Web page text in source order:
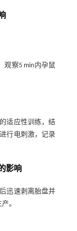
观察5 min内孕鼠
适应性训练，结
行电刺激，记录
影响
迅速剥离胎盘并
。